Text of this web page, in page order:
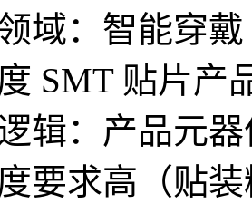
域：智能穿
SMT 贴片产
辑：产品元
要求高（贴